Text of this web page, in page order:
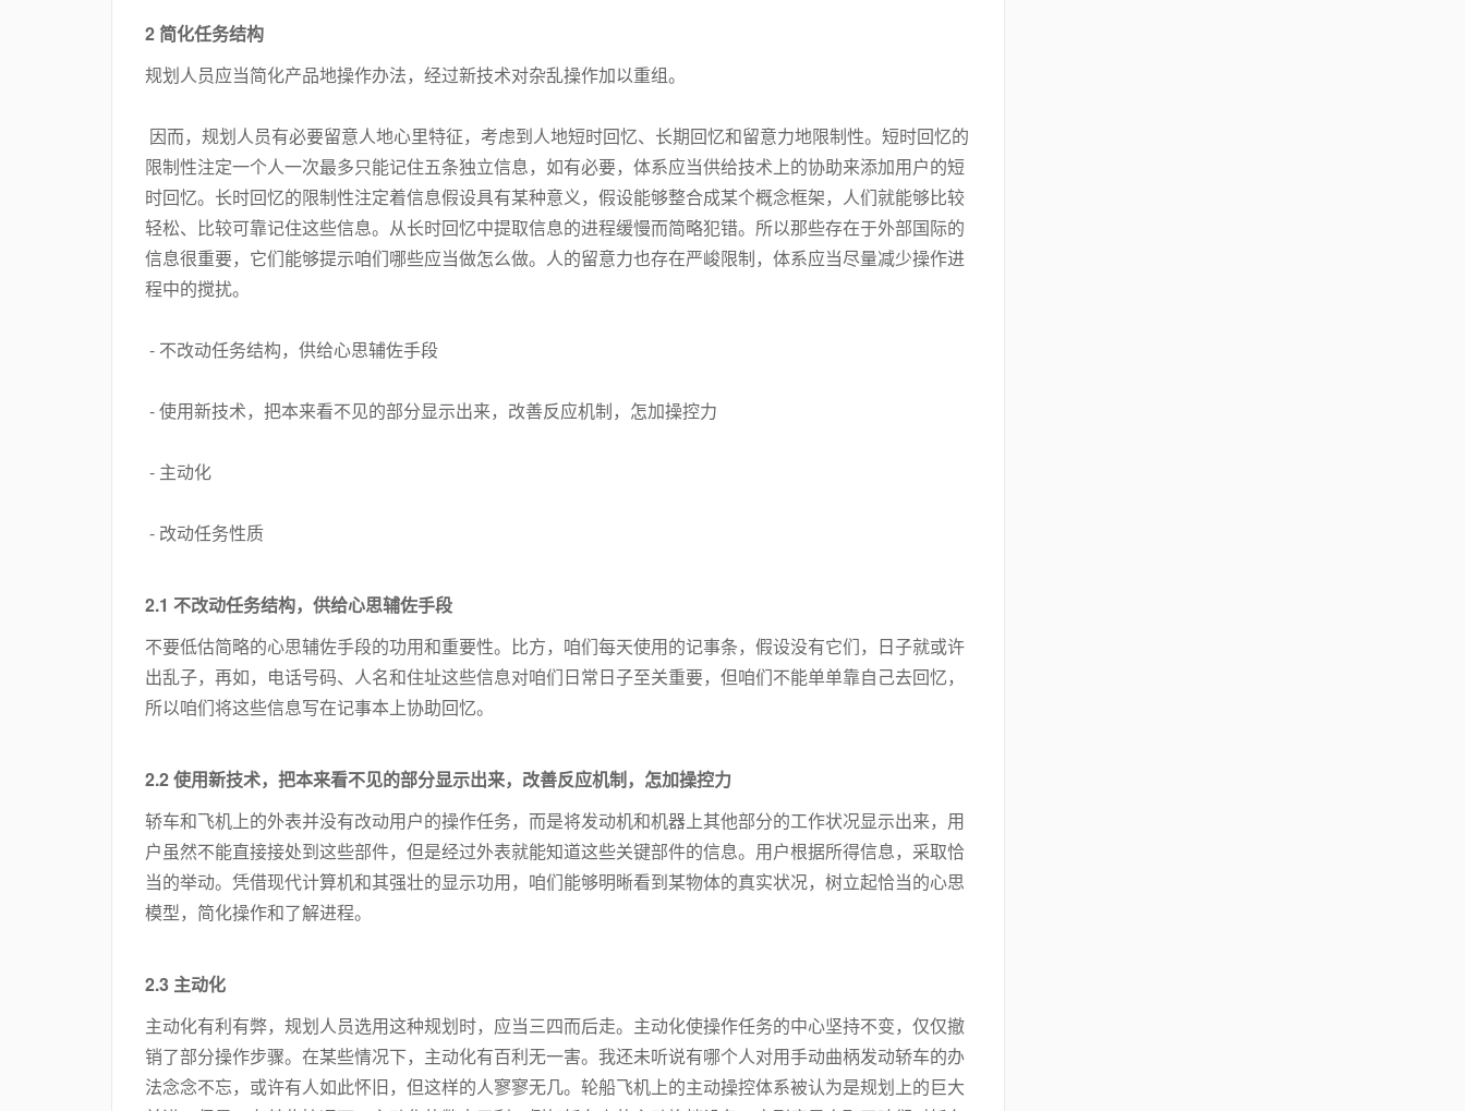
2 简化任务结构
规划人员应当简化产品地操作办法，经过新技术对杂乱操作加以重组。
因而，规划人员有必要留意人地心里特征，考虑到人地短时回忆、长期回忆和留意力地限制性。短时回忆的
限制性注定一个人一次最多只能记住五条独立信息，如有必要，体系应当供给技术上的协助来添加用户的短
时回忆。长时回忆的限制性注定着信息假设具有某种意义，假设能够整合成某个概念框架，人们就能够比较
轻松、比较可靠记住这些信息。从长时回忆中提取信息的进程缓慢而简略犯错。所以那些存在于外部国际的
信息很重要，它们能够提示咱们哪些应当做怎么做。人的留意力也存在严峻限制，体系应当尽量减少操作进
程中的搅扰。
- 不改动任务结构，供给心思辅佐手段
- 使用新技术，把本来看不见的部分显示出来，改善反应机制，怎加操控力
- 主动化
- 改动任务性质
2.1 不改动任务结构，供给心思辅佐手段
不要低估简略的心思辅佐手段的功用和重要性。比方，咱们每天使用的记事条，假设没有它们，日子就或许
出乱子，再如，电话号码、人名和住址这些信息对咱们日常日子至关重要，但咱们不能单单靠自己去回忆，
所以咱们将这些信息写在记事本上协助回忆。
2.2 使用新技术，把本来看不见的部分显示出来，改善反应机制，怎加操控力
轿车和飞机上的外表并没有改动用户的操作任务，而是将发动机和机器上其他部分的工作状况显示出来，用
户虽然不能直接接处到这些部件，但是经过外表就能知道这些关键部件的信息。用户根据所得信息，采取恰
当的举动。凭借现代计算机和其强壮的显示功用，咱们能够明晰看到某物体的真实状况，树立起恰当的心思
模型，简化操作和了解进程。
2.3 主动化
主动化有利有弊，规划人员选用这种规划时，应当三四而后走。主动化使操作任务的中心坚持不变，仅仅撤
销了部分操作步骤。在某些情况下，主动化有百利无一害。我还未听说有哪个人对用手动曲柄发动轿车的办
法念念不忘，或许有人如此怀旧，但这样的人寥寥无几。轮船飞机上的主动操控体系被认为是规划上的巨大